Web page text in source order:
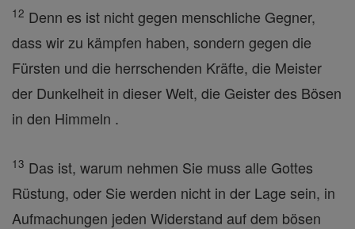
12 Denn es ist nicht gegen menschliche Gegner,
dass wir zu kämpfen haben, sondern gegen die
Fürsten und die herrschenden Kräfte, die Meister
der Dunkelheit in dieser Welt, die Geister des Bösen
in den Himmeln .
13 Das ist, warum nehmen Sie muss alle Gottes
Rüstung, oder Sie werden nicht in der Lage sein, in
Aufmachungen jeden Widerstand auf dem bösen